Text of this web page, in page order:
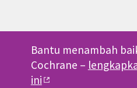
Bantu menambah
Cochrane –
ini